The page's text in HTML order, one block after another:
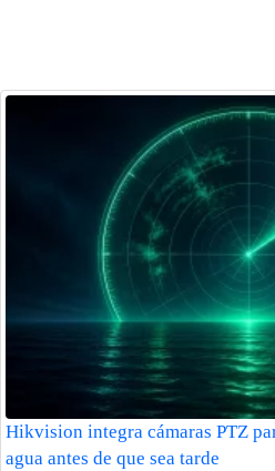
Hikvision integra cámaras PTZ
agua antes de que sea tarde